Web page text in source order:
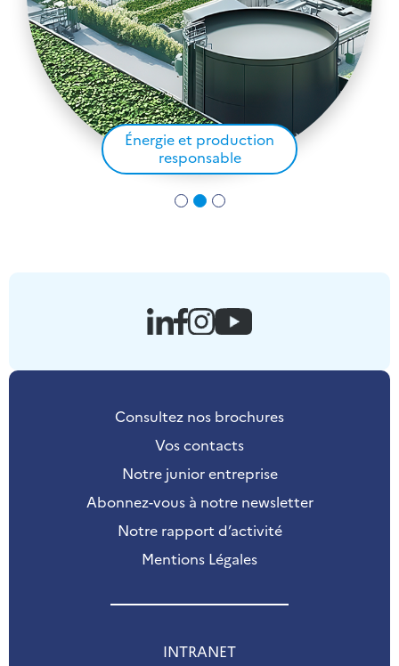
Énergie et production
responsable
Consultez nos brochures
Vos contacts
Notre junior entreprise
Abonnez-vous à notre newsletter
Notre rapport d’activité
Mentions Légales
INTRANET